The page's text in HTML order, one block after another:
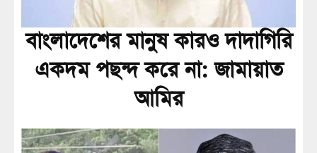
বাংলাদেশের মানুষ কারও দাদাগিরি
একদম পছন্দ করে না: জামায়াত
আমির